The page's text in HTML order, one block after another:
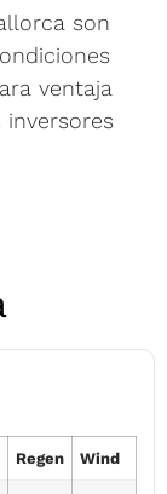
son
ventaja
Regen Wind